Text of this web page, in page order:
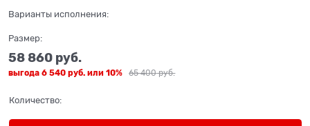
Варианты исполнения:
Размер:
65 400 руб.
58 860 руб.
выгода 6 540 руб. или 10%
Количество: